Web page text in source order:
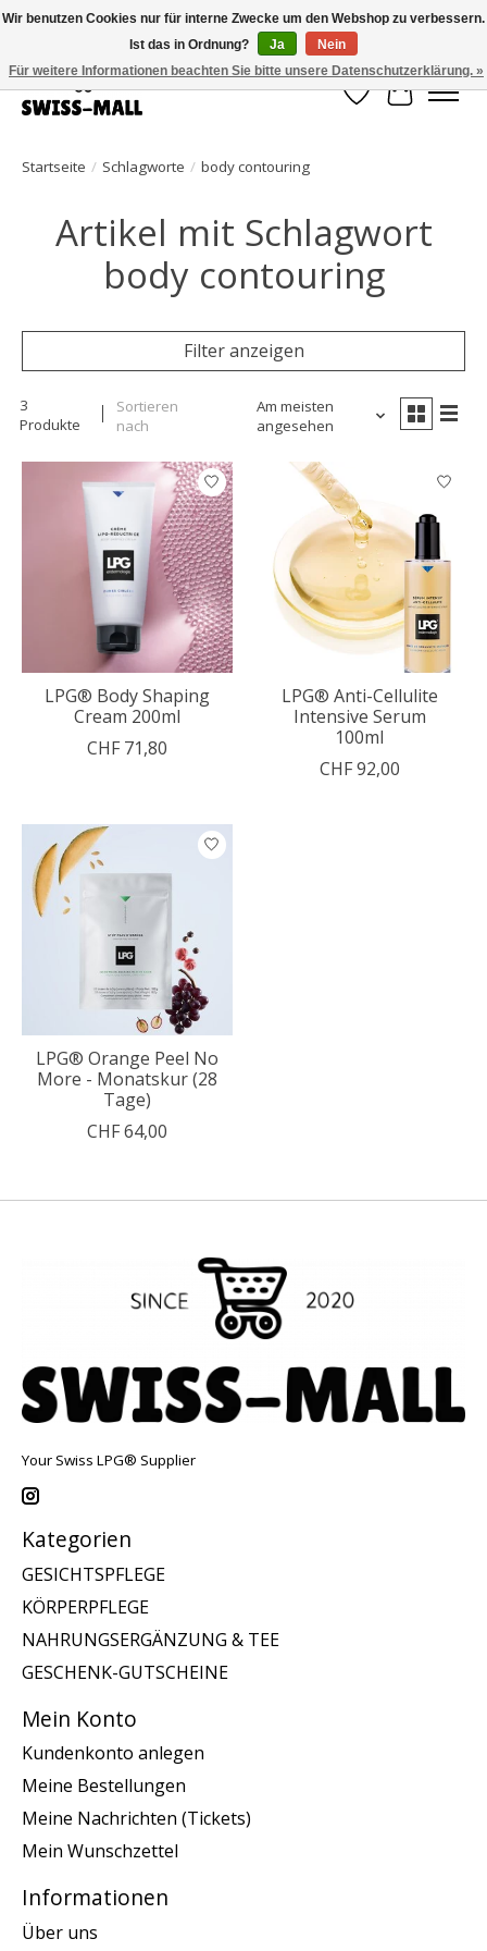
Kostenloser Versand ab CHF 250 – pünktlich und zuverlässig geliefert
Wunschzettel
Ihr
Startseite / Schlagworte / body contouring
Artikel mit Schlagwort
body contouring
Filter anzeigen
3
Produkte
Sortieren
nach
Am meisten
angesehen
LPG® Body Shaping
Cream 200ml
CHF 71,80
LPG® Anti-Cellulite
Intensive Serum
100ml
CHF 92,00
LPG® Orange Peel No
More - Monatskur (28
Tage)
CHF 64,00
Your Swiss LPG® Supplier
Kategorien
GESICHTSPFLEGE
KÖRPERPFLEGE
NAHRUNGSERGÄNZUNG & TEE
GESCHENK-GUTSCHEINE
Mein Konto
Kundenkonto anlegen
Meine Bestellungen
Meine Nachrichten (Tickets)
Mein Wunschzettel
Informationen
Über uns
Wir benutzen Cookies nur für interne Zwecke um den Webshop zu verbessern.
Ist das in Ordnung?
Ja
Nein
Für weitere Informationen beachten Sie bitte unsere Datenschutzerklärung. »